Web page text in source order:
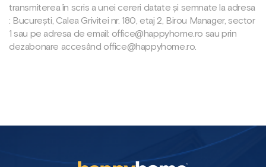
transmiterea în scris a unei cereri datate și semnate la adresa
: București, Calea Grivitei nr. 180, etaj 2, Birou Manager, sector
1 sau pe adresa de email: office@happyhome.ro sau prin
dezabonare accesând office@happyhome.ro.